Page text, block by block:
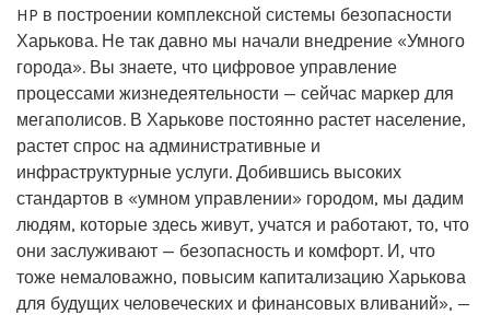
HP в построении комплексной системы безопасности
Харькова. Не так давно мы начали внедрение «Умного
города». Вы знаете, что цифровое управление
процессами жизнедеятельности — сейчас маркер для
мегаполисов. В Харькове постоянно растет население,
растет спрос на административные и
инфраструктурные услуги. Добившись высоких
стандартов в «умном управлении» городом, мы дадим
людям, которые здесь живут, учатся и работают, то, что
они заслуживают — безопасность и комфорт. И, что
тоже немаловажно, повысим капитализацию Харькова
для будущих человеческих и финансовых вливаний», —